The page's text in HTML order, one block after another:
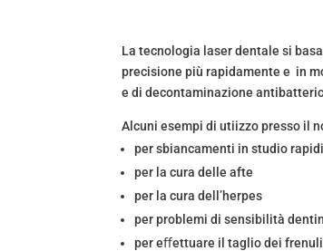
La tecnologia laser dentale si
precisione più rapidamente e in
e di decontaminazione
Alcuni esempi di utiizzo presso il
per sbiancamenti in studio rapidi
per la cura delle afte
per la cura dell’herpes
per problemi di sensibilità
per eﬀettuare il taglio dei